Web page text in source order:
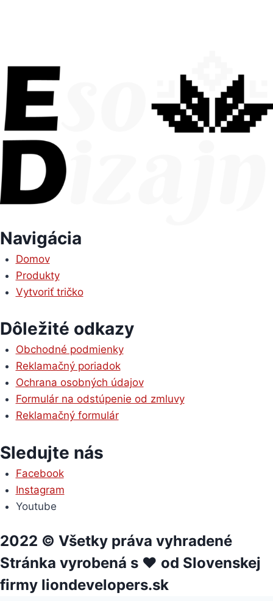
Navigácia
Domov
Produkty
Vytvoriť tričko
Dôležité odkazy
Obchodné podmienky
Reklamačný poriadok
Ochrana osobných údajov
Formulár na odstúpenie od zmluvy
Reklamačný formulár
Sledujte nás
Facebook
Instagram
Youtube
2022 © Všetky práva vyhradené
Stránka vyrobená s ❤ od Slovenskej
firmy liondevelopers.sk